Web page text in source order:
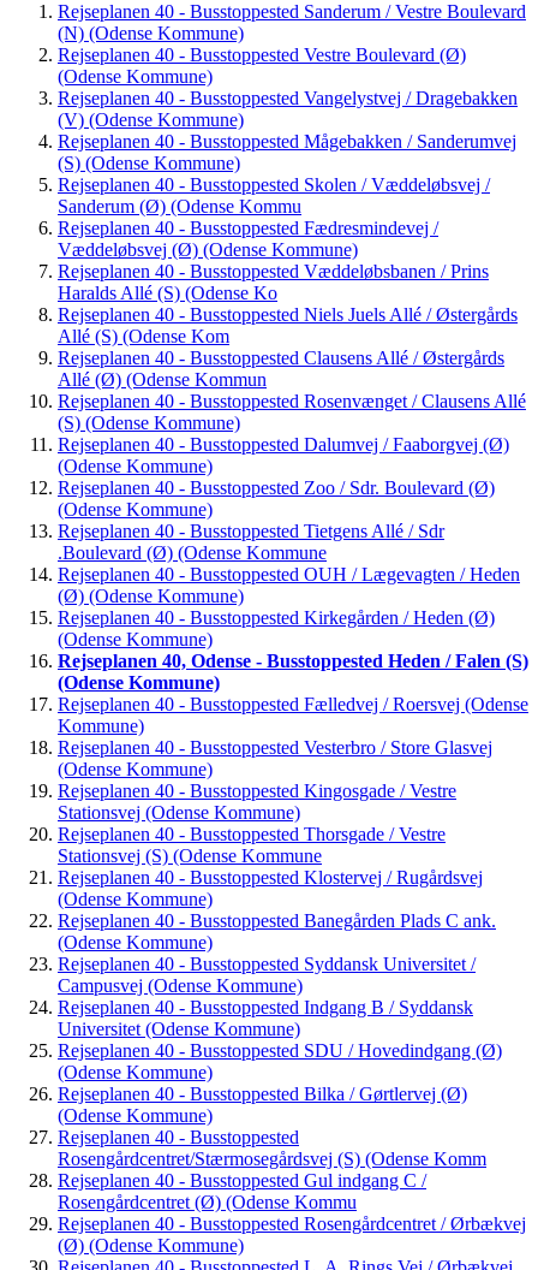
Rejseplanen 40 - Busstoppested Sanderum / Vestre Boulevard
(N) (Odense Kommune)
Rejseplanen 40 - Busstoppested Vestre Boulevard (Ø)
(Odense Kommune)
Rejseplanen 40 - Busstoppested Vangelystvej / Dragebakken
(V) (Odense Kommune)
Rejseplanen 40 - Busstoppested Mågebakken / Sanderumvej
(S) (Odense Kommune)
Rejseplanen 40 - Busstoppested Skolen / Væddeløbsvej /
Sanderum (Ø) (Odense Kommu
Rejseplanen 40 - Busstoppested Fædresmindevej /
Væddeløbsvej (Ø) (Odense Kommune)
Rejseplanen 40 - Busstoppested Væddeløbsbanen / Prins
Haralds Allé (S) (Odense Ko
Rejseplanen 40 - Busstoppested Niels Juels Allé / Østergårds
Allé (S) (Odense Kom
Rejseplanen 40 - Busstoppested Clausens Allé / Østergårds
Allé (Ø) (Odense Kommun
Rejseplanen 40 - Busstoppested Rosenvænget / Clausens Allé
(S) (Odense Kommune)
Rejseplanen 40 - Busstoppested Dalumvej / Faaborgvej (Ø)
(Odense Kommune)
Rejseplanen 40 - Busstoppested Zoo / Sdr. Boulevard (Ø)
(Odense Kommune)
Rejseplanen 40 - Busstoppested Tietgens Allé / Sdr
.Boulevard (Ø) (Odense Kommune
Rejseplanen 40 - Busstoppested OUH / Lægevagten / Heden
(Ø) (Odense Kommune)
Rejseplanen 40 - Busstoppested Kirkegården / Heden (Ø)
(Odense Kommune)
Rejseplanen 40, Odense - Busstoppested Heden / Falen (S)
(Odense Kommune)
Rejseplanen 40 - Busstoppested Fælledvej / Roersvej (Odense
Kommune)
Rejseplanen 40 - Busstoppested Vesterbro / Store Glasvej
(Odense Kommune)
Rejseplanen 40 - Busstoppested Kingosgade / Vestre
Stationsvej (Odense Kommune)
Rejseplanen 40 - Busstoppested Thorsgade / Vestre
Stationsvej (S) (Odense Kommune
Rejseplanen 40 - Busstoppested Klostervej / Rugårdsvej
(Odense Kommune)
Rejseplanen 40 - Busstoppested Banegården Plads C ank.
(Odense Kommune)
Rejseplanen 40 - Busstoppested Syddansk Universitet /
Campusvej (Odense Kommune)
Rejseplanen 40 - Busstoppested Indgang B / Syddansk
Universitet (Odense Kommune)
Rejseplanen 40 - Busstoppested SDU / Hovedindgang (Ø)
(Odense Kommune)
Rejseplanen 40 - Busstoppested Bilka / Gørtlervej (Ø)
(Odense Kommune)
Rejseplanen 40 - Busstoppested
Rosengårdcentret/Stærmosegårdsvej (S) (Odense Komm
Rejseplanen 40 - Busstoppested Gul indgang C /
Rosengårdcentret (Ø) (Odense Kommu
Rejseplanen 40 - Busstoppested Rosengårdcentret / Ørbækvej
(Ø) (Odense Kommune)